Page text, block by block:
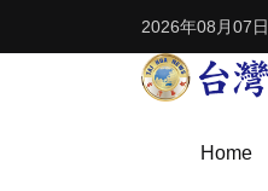
2026年08月07日
Home